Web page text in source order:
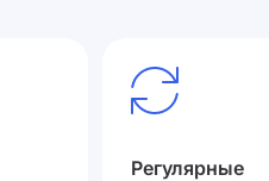
Регулярные